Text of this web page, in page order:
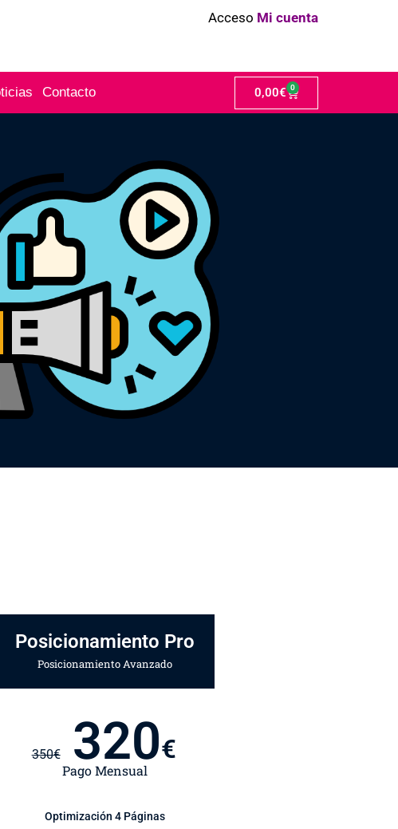
Acceso Mi cuenta
Contacto 0,00€ 0
Posicionamiento Pro
Posicionamiento Avanzado
350€ 320€
Pago Mensual
Optimización 4 Páginas